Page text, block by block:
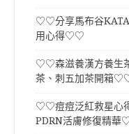
♡♡分享馬布谷
用心得♡♡
♡♡森滋養漢方養生
茶、刺五加茶開箱
♡♡痘痘泛紅救星心
PDRN活膚修復精